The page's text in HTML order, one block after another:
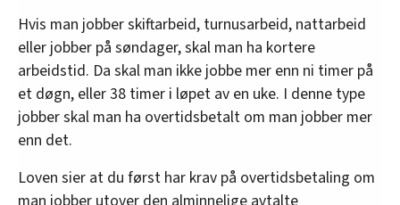
Hvis man jobber skiftarbeid, turnusarbeid, nattarbeid
eller jobber på søndager, skal man ha kortere
arbeidstid. Da skal man ikke jobbe mer enn ni timer på
et døgn, eller 38 timer i løpet av en uke. I denne type
jobber skal man ha overtidsbetalt om man jobber mer
enn det.
Loven sier at du først har krav på overtidsbetaling om